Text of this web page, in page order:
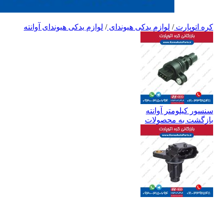
کره اتوپارت/ لوازم یدکی هیوندای/ لوازم یدکی هیوندای آوانته
سنسور کیلومتر آوانته
بازگشت به محصولات